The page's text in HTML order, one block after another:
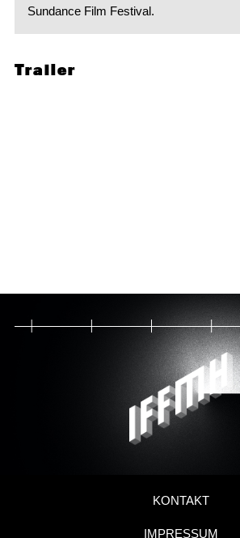
Sundance Film Festival.
Trailer
KONTAKT
IMPRESSUM